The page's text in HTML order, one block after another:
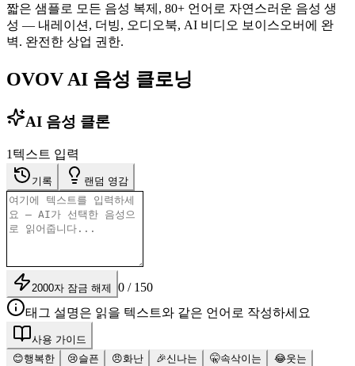
짧은 샘플로 모든 음성 복제, 80+ 언어로 자연스러운 음성 생
성 — 내레이션, 더빙, 오디오북, AI 비디오 보이스오버에 완
벽. 완전한 상업 권한.
OVOV AI 음성 클로닝
AI 음성 클론
1 텍스트 입력
기록 랜덤 영감
2000자 잠금 해제
0 / 150
태그 설명은 읽을 텍스트와 같은 언어로 작성하세요
사용 가이드
😊행복한 😢슬픈 😠화난 🎉신나는 🤫속삭이는 😂웃는